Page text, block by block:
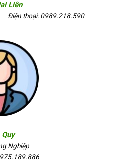
Liên
Điện thoại: 0989.218.590
Nghiệp